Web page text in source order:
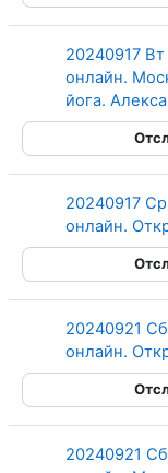
20240917
онлайн.
йога.
20240917
онлайн.
20240921
онлайн.
20240921